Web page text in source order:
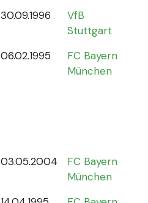
30.09.1996
VfB
Stuttgart
06.02.1995
FC Bayern
München
03.05.2004
FC Bayern
München